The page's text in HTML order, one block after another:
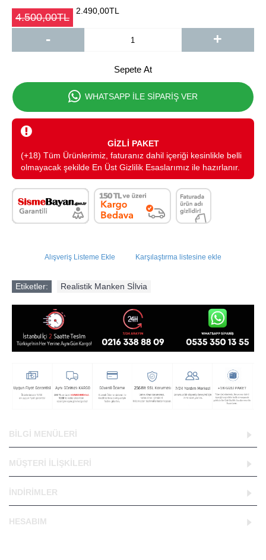
4.500,00TL
2.490,00TL
- +
Sepete At
WHATSAPP İLE SİPARİŞ VER
GİZLİ PAKET
(+18) Tüm Ürünlerimiz, faturanız dahil içeriği kesinlikle belli
olmayacak şekilde En Üst Gizlilik Esaslarımız ile hazırlanır.
Alışveriş Listeme Ekle Karşılaştırma listesine ekle
Etiketler: Realistik Manken Sİlvia
BILGI MENÜLERI
MÜŞTERI İLIŞKILERI
İNDIRIMLER
HESABIM